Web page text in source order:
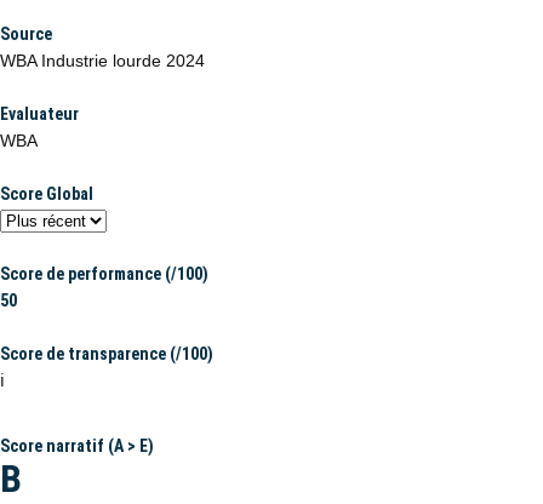
Source
WBA Industrie lourde 2024
Evaluateur
WBA
Score Global
Score de performance (/100)
50
Score de transparence (/100)
ℹ️
Score narratif (A > E)
B